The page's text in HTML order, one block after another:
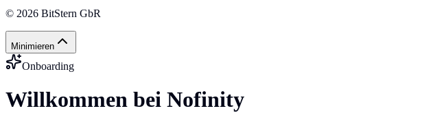
© 2026 BitStern GbR
Minimieren
Onboarding
Willkommen bei Nofinity